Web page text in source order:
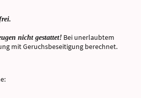
nicht gestattet! Bei unerlaubtem
mit Geruchsbeseitigung berechnet.